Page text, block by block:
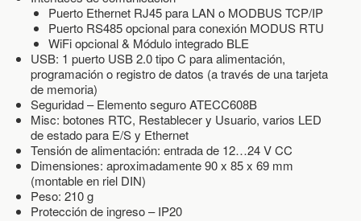
T
Puerto Ethernet RJ45 para LAN o MODBUS TCP/IP
Puerto RS485 opcional para conexión MODUS RTU
WiFi opcional & Módulo integrado BLE
USB: 1 puerto USB 2.0 tipo C para alimentación,
programación o registro de datos (a través de una tarjeta
de memoria)
Seguridad – Elemento seguro ATECC608B
Misc: botones RTC, Restablecer y Usuario, varios LED
de estado para E/S y Ethernet
Tensión de alimentación: entrada de 12…24 V CC
Dimensiones: aproximadamente 90 x 85 x 69 mm
(montable en riel DIN)
Peso: 210 g
Protección de ingreso – IP20